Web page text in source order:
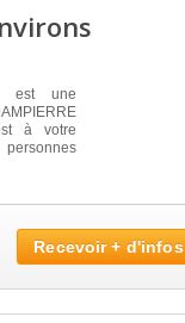
est une
à votre
Recevoir + d'infos